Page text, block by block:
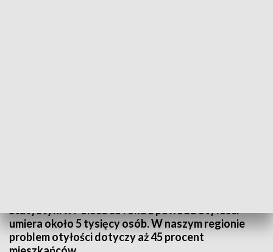
statystyki w Polsce co roku z powodu otyłości
umiera około 5 tysięcy osób. W naszym regionie
problem otyłości dotyczy aż 45 procent